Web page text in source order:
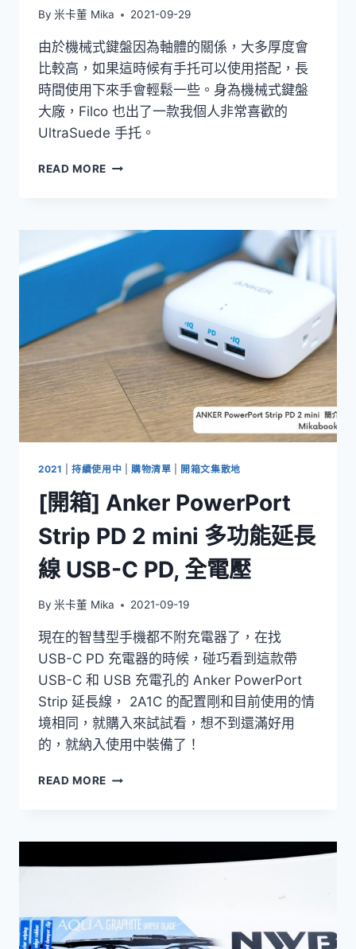
選
By 米卡董 Mika 2021-09-29
由於機械式鍵盤因為軸體的關係，大多厚度會
比較高，如果這時候有手托可以使用搭配，長
時間使用下來手會輕鬆一些。身為機械式鍵盤
大廠，Filco 也出了一款我個人非常喜歡的
UltraSuede 手托。
READ MORE [開
絕
佳
FILCO
ULTRASUEDE®
MACARON
馬
龍
手
托
(17MM)
2021 |持續使用中 購物清單 開箱文集散地
[開箱] Anker PowerPort
Strip PD 2 mini 多功能延長
線 USB-C PD, 全電壓
By 米卡董 Mika 2021-09-19
現在的智彗型手機都不附充電器了，在找
USB-C PD 充電器的時候，碰巧看到這款帶
USB-C 和 USB 充電孔的 Anker PowerPort
Strip 延長線， 2A1C 的配置剛和目前使用的情
境相同，就購入來試試看，想不到還滿好用
的，就納入使用中裝備了！
READ MORE [開
STRIP
功
能